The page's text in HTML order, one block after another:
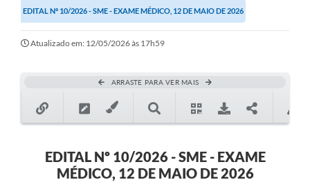
Turismo
SIC
Serviços Online
Legislação
A Prefeitura
EDITAL Nº 10/2026 - SME - EXAME MÉDICO, 12 DE MAIO DE 2026
Atualizado em: 12/05/2026 às 17h59
ARRASTE PARA VER MAIS
EDITAL Nº 10/2026 - SME - EXAME
MÉDICO, 12 DE MAIO DE 2026